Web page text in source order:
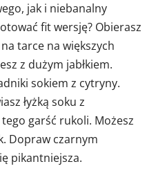
jak i niebanalny
fit wersję? Obierasz
tarce na większych
z dużym jabłkiem.
sokiem z cytryny.
łyżką soku z
garść rukoli. Możesz
Dopraw czarnym
pikantniejsza.